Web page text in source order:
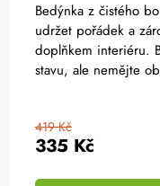
335 Kč
419 Kč
Bedýnka z čistého
udržet pořádek a
doplňkem interiéru.
stavu, ale nemějte